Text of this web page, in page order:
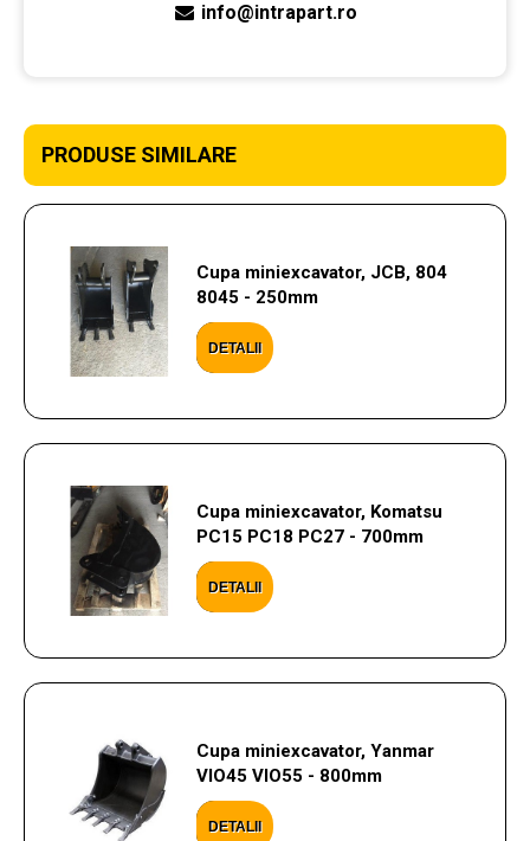
info@intrapart.ro
PRODUSE SIMILARE
Cupa miniexcavator, JCB, 804
8045 - 250mm
DETALII
Cupa miniexcavator, Komatsu
PC15 PC18 PC27 - 700mm
DETALII
Cupa miniexcavator, Yanmar
VIO45 VIO55 - 800mm
DETALII